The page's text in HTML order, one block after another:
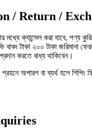
/ Return /
মধ্যে ক্যান্সেল করা যাবে, পণ্য
বাবদ টাকা ২০০ টাকা জরিমানা
করতে বাধ্য থাকিবেন।
অপারগ বা ব্যর্থ হলে শিপিং